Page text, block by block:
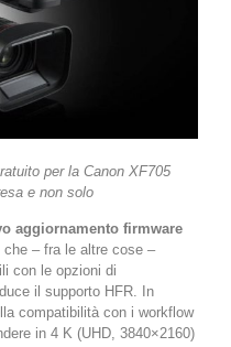
per la Canon XF705
e non solo
aggiornamento firmware
che – fra le altre cose –
con le opzioni di
il supporto HFR. In
compatibilità con i workflow
in 4 K (UHD, 3840×2160)